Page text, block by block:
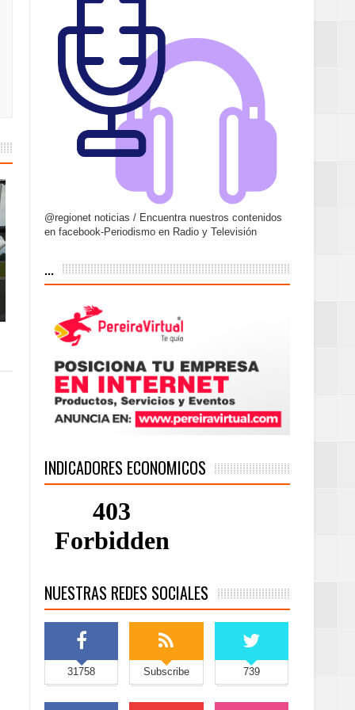
@regionet noticias / Encuentra nuestros contenidos
en facebook-Periodismo en Radio y Televisión
...
INDICADORES ECONOMICOS
NUESTRAS REDES SOCIALES
31758 Subscribe 739